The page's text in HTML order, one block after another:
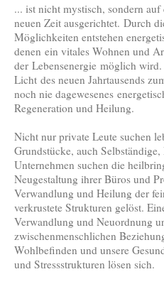
... ist nicht mystisch, sondern
neuen Zeit ausgerichtet. Durch
Möglichkeiten entstehen
denen ein vitales Wohnen und
der Lebensenergie möglich
Licht des neuen Jahrtausends
noch nie dagewesenes
Regeneration und Heilung.
Nicht nur private Leute suchen
Grundstücke, auch
Unternehmen suchen die
Neugestaltung ihrer Büros und
Verwandlung und Heilung der
verkrustete Strukturen gelöst.
Verwandlung und Neuordnung
zwischenmenschlichen
Wohlbefinden und unsere
und Stressstrukturen lösen sich.